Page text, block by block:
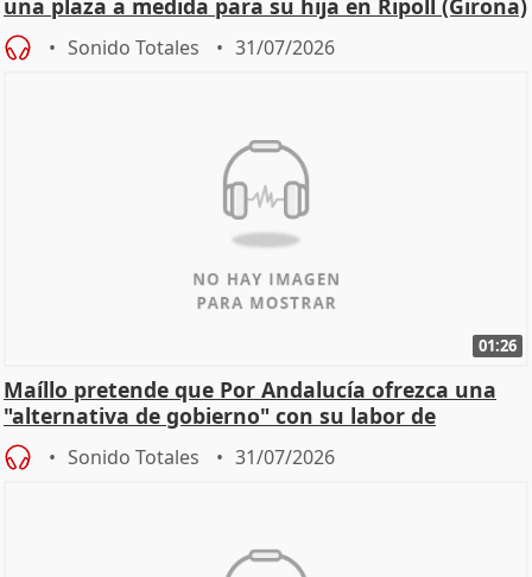
una plaza a medida para su hija en Ripoll (Girona)
Sonido Totales 31/07/2026
01:26
Maíllo pretende que Por Andalucía ofrezca una
"alternativa de gobierno" con su labor de
oposición
Sonido Totales 31/07/2026